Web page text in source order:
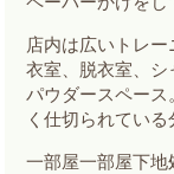
店内は広いトレ
衣室、脱衣室、シ
パウダースペー
く仕切られてい
一部屋一部屋下